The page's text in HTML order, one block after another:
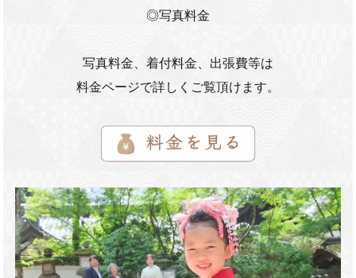
◎写真料金
写真料金、着付料金、出張費等は
料金ページで詳しくご覧頂けます。